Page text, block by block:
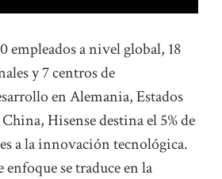
empleados a nivel global, 18
y 7 centros de
en Alemania, Estados
Hisense destina el 5% de
a la innovación tecnológica.
se traduce en la